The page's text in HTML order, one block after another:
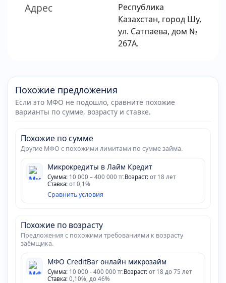
Адрес
Республика
Казахстан, город Шу,
ул. Сатпаева, дом №
267А.
Похожие предложения
Если это МФО не подошло, сравните похожие
варианты по сумме, возрасту и ставке.
Похожие по сумме
Другие МФО с похожими лимитами по сумме займа.
Микрокредиты в Лайм Кредит
Сумма: 10 000 – 400 000 тг.Возраст: от 18 лет
Ставка: от 0,1%
Сравнить условия
Похожие по возрасту
Предложения с похожими требованиями к возрасту
заёмщика.
МФО CreditBar онлайн микрозайм
Сумма: 10 000 - 400 000 тг.Возраст: от 18 до 75 лет
Ставка: 0,10%, до 46%